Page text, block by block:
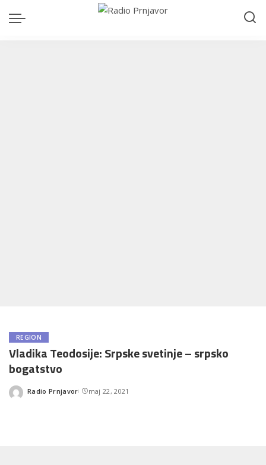
REGION
Vladika Teodosije: Srpske svetinje – srpsko
bogatstvo
Posted
Radio Prnjavor maj 22, 2021